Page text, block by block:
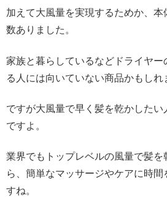
加えて大風量を実現するためか、
数ありました。
家族と暮らしているなどドライヤ
る人には向いていない商品かもしれ
ですが大風量で早く髪を乾かした
ですよ。
業界でもトップレベルの風量で髪を
ら、簡単なマッサージやケアに時
すね。